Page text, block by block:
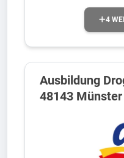
4
Ausbildung
48143 Münster